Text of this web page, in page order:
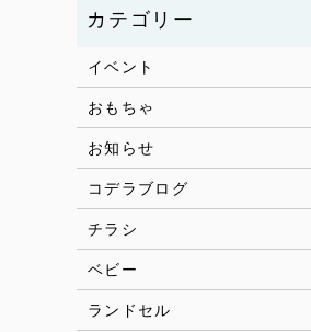
イベント
おもちゃ
お知らせ
コデラブログ
チラシ
ベビー
ランドセル